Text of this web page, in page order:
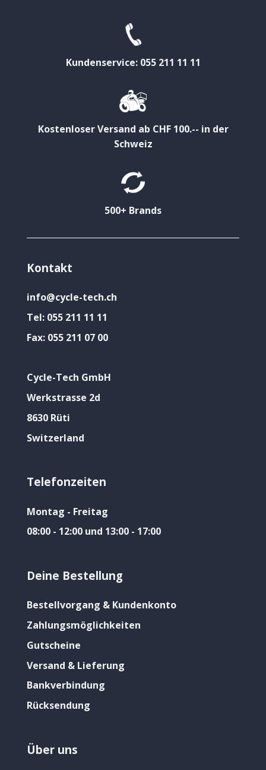
Kundenservice: 055 211 11 11
Kostenloser Versand ab CHF 100.-- in der
Schweiz
500+ Brands
Kontakt
info@cycle-tech.ch
Tel: 055 211 11 11
Fax: 055 211 07 00
Cycle-Tech GmbH
Werkstrasse 2d
8630 Rüti
Switzerland
Telefonzeiten
Montag - Freitag
08:00 - 12:00 und 13:00 - 17:00
Deine Bestellung
Bestellvorgang & Kundenkonto
Zahlungsmöglichkeiten
Gutscheine
Versand & Lieferung
Bankverbindung
Rücksendung
Über uns